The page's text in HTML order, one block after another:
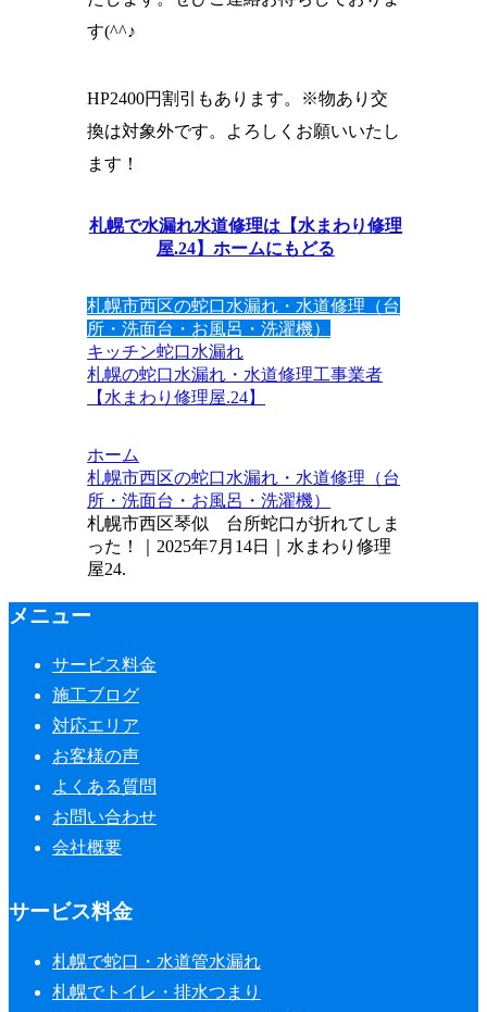
す(^^♪
HP2400円割引もあります。※物あり交
換は対象外です。よろしくお願いいたし
ます！
札幌で水漏れ水道修理は【水まわり修理
屋.24】ホームにもどる
札幌市西区の蛇口水漏れ・水道修理（台
所・洗面台・お風呂・洗濯機）
キッチン蛇口水漏れ
札幌の蛇口水漏れ・水道修理工事業者
【水まわり修理屋.24】
ホーム
札幌市西区の蛇口水漏れ・水道修理（台
所・洗面台・お風呂・洗濯機）
札幌市西区琴似 台所蛇口が折れてしま
った！｜2025年7月14日｜水まわり修理
屋24.
メニュー
サービス料金
施工ブログ
対応エリア
お客様の声
よくある質問
お問い合わせ
会社概要
サービス料金
札幌で蛇口・水道管水漏れ
札幌でトイレ・排水つまり